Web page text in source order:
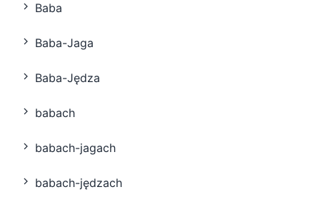
Baba
Baba-Jaga
Baba-Jędza
babach
babach-jagach
babach-jędzach